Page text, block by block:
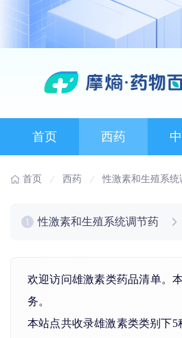
首页 西药
首页 西药 性激素和生殖系统
性激素和生殖系统调节药
欢迎访问雄激素类药品清单。
务。
本站点共收录雄激素类类别下